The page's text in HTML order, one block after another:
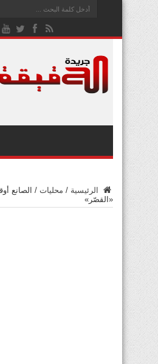
الرئيسية / محليات / الصانع
«القصّر»